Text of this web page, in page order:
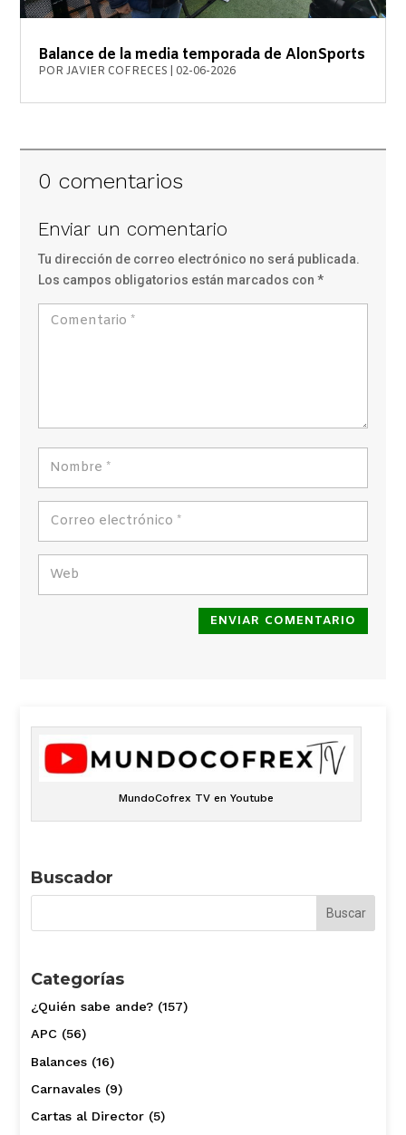
Balance de la media temporada de AlonSports
PORJAVIER COFRECES 02-06-2026
0 comentarios
Enviar un comentario
Tu dirección de correo electrónico no será publicada.
Los campos obligatorios están marcados con*
ENVIAR COMENTARIO
MundoCofrex TV en Youtube
Buscador
Categorías
¿Quién sabe ande?(157)
APC(56)
Balances(16)
Carnavales(9)
Cartas al Director(5)